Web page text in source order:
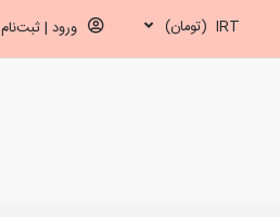
IRT (تومان) ورود | ثبت‌نام